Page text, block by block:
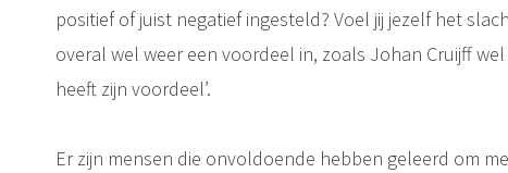
positief of juist negatief ingesteld? Voel jij jezelf het
overal wel weer een voordeel in, zoals Johan Cruijff
heeft zijn voordeel’.
Er zijn mensen die onvoldoende hebben geleerd om